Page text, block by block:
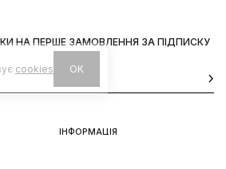
ІНФОРМАЦІЯ
НА ПЕРШЕ ЗАМОВЛЕННЯ ЗА ПІДПИСКУ
cookies OK